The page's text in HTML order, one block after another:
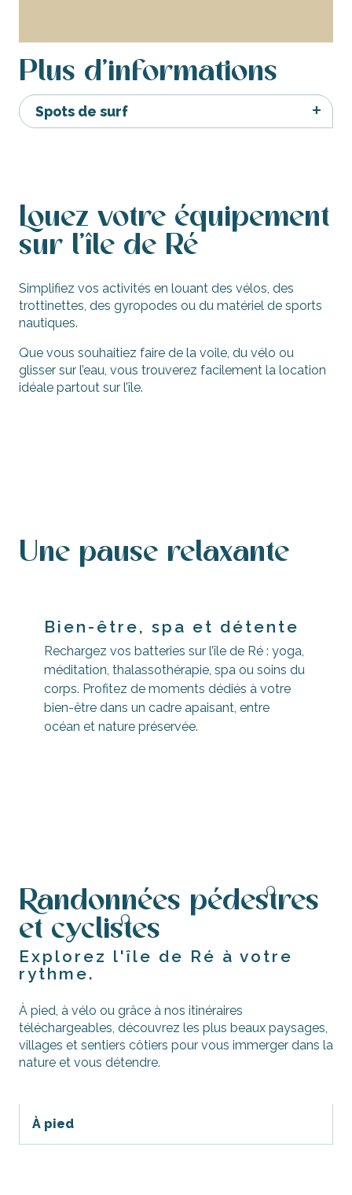
Plus d'informations
Spots de surf
Louez votre équipement
sur l'île de Ré
Simplifiez vos activités en louant des vélos, des
trottinettes, des gyropodes ou du matériel de sports
nautiques.
Que vous souhaitiez faire de la voile, du vélo ou
glisser sur l’eau, vous trouverez facilement la location
idéale partout sur l’île.
Une pause relaxante
Bien-être, spa et détente
Rechargez vos batteries sur l’île de Ré : yoga,
méditation, thalassothérapie, spa ou soins du
corps. Profitez de moments dédiés à votre
bien-être dans un cadre apaisant, entre
océan et nature préservée.
Randonnées pédestres
et cyclistes
Explorez l'île de Ré à votre
rythme.
À pied, à vélo ou grâce à nos itinéraires
téléchargeables, découvrez les plus beaux paysages,
villages et sentiers côtiers pour vous immerger dans la
nature et vous détendre.
À pied